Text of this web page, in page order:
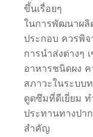
ขึ้นเรื่อยๆ
ในการพัฒนาผลิ
ประกอบ ควรพิ
การนำส่งต่างๆ
อาหารชนิดผง
สภาวะในระบบ
ดูดซึมที่ดีเยี่ยม ท
ประทานทางปา
สำคัญ